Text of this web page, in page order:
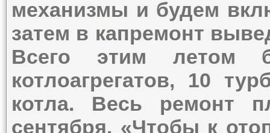
механизмы и будем
затем в капремонт
Всего этим летом
котлоагрегатов, 10
котла. Весь ремонт
сентября. «Чтобы к